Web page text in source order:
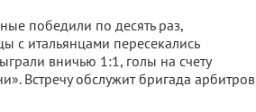
победили по десять раз,
с итальянцами пересекались
вничью 1:1, голы на счету
Встречу обслужит бригада арбитров